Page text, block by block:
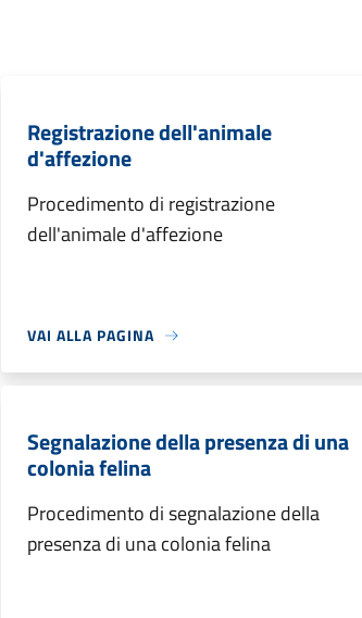
Registrazione dell'animale
d'affezione
Procedimento di registrazione
dell'animale d'affezione
VAI ALLA PAGINA
Segnalazione della presenza di una
colonia felina
Procedimento di segnalazione della
presenza di una colonia felina